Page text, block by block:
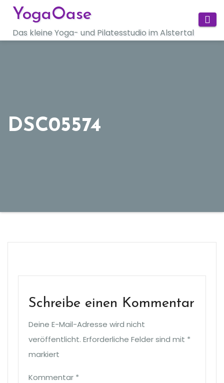
Zum
Inhalt
springen
YogaOase
Das kleine Yoga- und Pilatesstudio im Alstertal
DSC05574
Schreibe einen Kommentar
Deine E-Mail-Adresse wird nicht
veröffentlicht. Erforderliche Felder sind mit *
markiert
Kommentar *